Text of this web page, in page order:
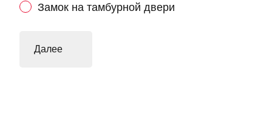
Замок на тамбурной двери